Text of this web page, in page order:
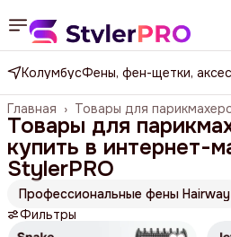
КолумбусФены, фен-щетки,
Товары для
Главная ›
Товары для
купить в интернет-
StylerPRO
Профессиональные фены Hairway
Фильтры